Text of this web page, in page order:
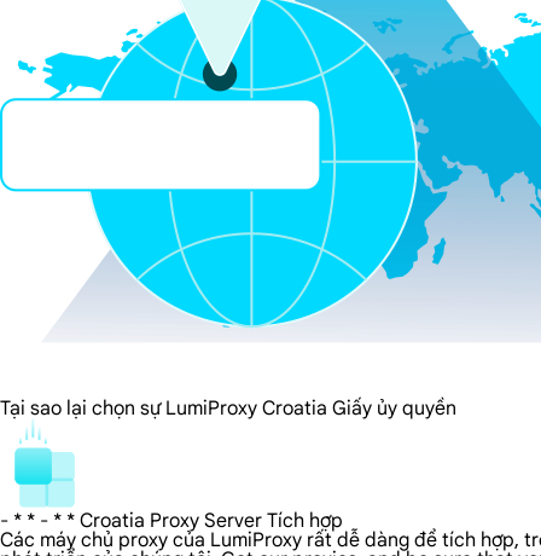
Tại sao lại chọn sự LumiProxy Croatia Giấy ủy quyền
- * * - * * Croatia Proxy Server Tích hợp
Các máy chủ proxy của LumiProxy rất dễ dàng để tích hợp,